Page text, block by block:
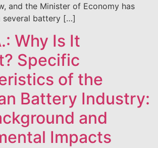
and the Minister of Economy has
several battery […]
Why Is It
Specific
of the
Battery Industry:
and
Impacts